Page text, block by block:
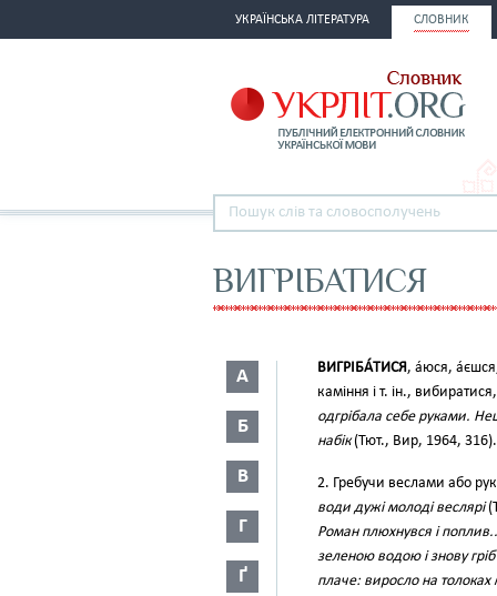
УКРАЇНСЬКА ЛІТЕРАТУРА СЛОВНИК
ВИГРІБАТИСЯ
А
Б
В
Г
Ґ
ВИГРІБА́ТИСЯ, а́юся,
каміння і т. ін.,
одгрібала себе руками.
набік(Тют., Вир, 1964, 316).
2. Гребучи веслами або
води дужі молоді веслярі
Роман плюхнувся і
зеленою водою і знову гріб
плаче: виросло на